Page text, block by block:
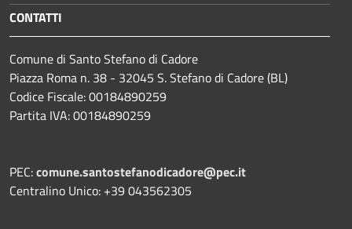
CONTATTI
Comune di Santo Stefano di Cadore
Piazza Roma n. 38 - 32045 S. Stefano di Cadore (BL)
Codice Fiscale: 00184890259
Partita IVA: 00184890259
PEC:comune.santostefanodicadore@pec.it
Centralino Unico: +39 043562305